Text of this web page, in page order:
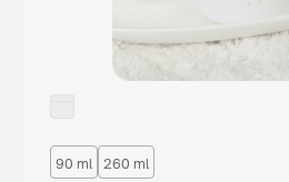
90 ml 260 ml